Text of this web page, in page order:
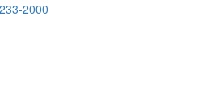
2000